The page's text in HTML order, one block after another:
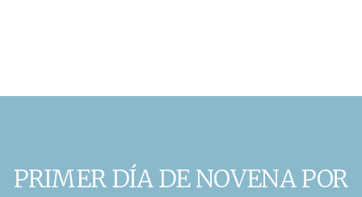
PRIMER DÍA DE NOVENA POR